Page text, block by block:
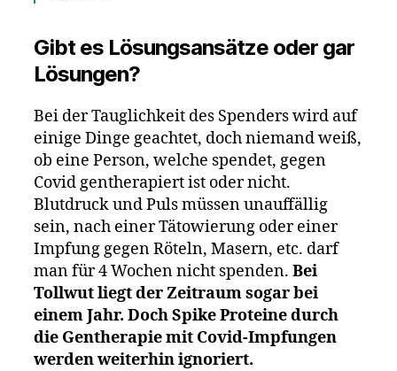
Gibt es Lösungsansätze oder gar
Lösungen?
Bei der Tauglichkeit des Spenders wird auf
einige Dinge geachtet, doch niemand weiß,
ob eine Person, welche spendet, gegen
Covid gentherapiert ist oder nicht.
Blutdruck und Puls müssen unauffällig
sein, nach einer Tätowierung oder einer
Impfung gegen Röteln, Masern, etc. darf
man für 4 Wochen nicht spenden. Bei
Tollwut liegt der Zeitraum sogar bei
einem Jahr. Doch Spike Proteine durch
die Gentherapie mit Covid-Impfungen
werden weiterhin ignoriert.